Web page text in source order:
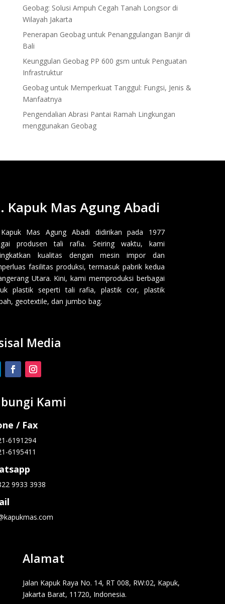
Geobag: Solusi Ampuh Cegah Tanah Longsor di
Wilayah Jakarta
Penerapan Geobag untuk Penanggulangan Banjir di
Bali
Keunggulan Geobag PP 600 gsm untuk Penguatan
Infrastruktur
Geobag untuk Memperkuat Tanggul: Fungsi, Jenis &
Manfaatnya
Pengendalian Abrasi Pantai Ramah Lingkungan
menggunakan Geobag
Kapuk Mas Agung Abadi
Mas Agung Abadi didirikan pada 1977
produsen tali rafia. Seiring waktu, kami
kualitas dengan mesin impor dan
fasilitas produksi, termasuk pabrik kedua
Utara. Kini, kami memproduksi berbagai
plastik seperti tali rafia, plastik cor, plastik
geotextile, dan jumbo bag.
Media
Kami
/ Fax
6191294
6195411
9933 3938
Alamat
Jalan Kapuk Raya No. 14, RT 008, RW:02, Kapuk,
Jakarta Barat, 11720, Indonesia.